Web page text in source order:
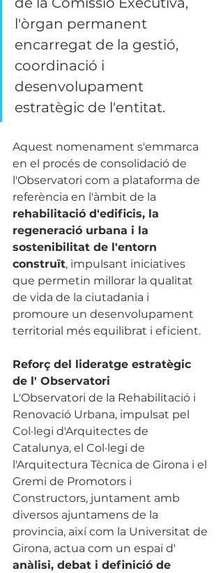
l'òrgan permanent
encarregat de la gestió,
coordinació i
desenvolupament
estratègic de l'entitat.
Aquest nomenament s'emmarca
en el procés de consolidació de
l'Observatori com a plataforma de
referència en l'àmbit de la
rehabilitació d'edificis, la
regeneració urbana i la
sostenibilitat de l'entorn
construït, impulsant iniciatives
que permetin millorar la qualitat
de vida de la ciutadania i
promoure un desenvolupament
territorial més equilibrat i eficient.
Reforç del lideratge estratègic
de l' Observatori
L'Observatori de la Rehabilitació i
Renovació Urbana, impulsat pel
Col·legi d'Arquitectes de
Catalunya, el Col·legi de
l'Arquitectura Tècnica de Girona i el
Gremi de Promotors i
Constructors, juntament amb
diversos ajuntamens de la
provincia, així com la Universitat de
Girona, actua com un espai d'
anàlisi, debat i definició de